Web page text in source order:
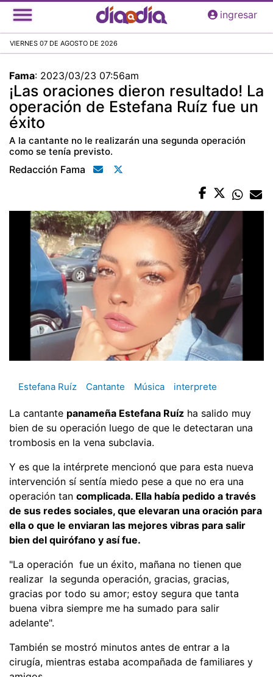
Pasar
al
principal
ingresar
VIERNES 07 DE AGOSTO DE 2026
Fama: 2023/03/23 07:56am
¡Las oraciones dieron resultado! La
operación de Estefana Ruíz fue un
éxito
A la cantante no le realizarán una segunda operación
como se tenía previsto.
Redacción Fama
Estefana Ruíz Cantante Música interprete
La cantante panameña Estefana Ruíz ha salido muy
bien de su operación luego de que le detectaran una
trombosis en la vena subclavia.
Y es que la intérprete mencionó que para esta nueva
intervención sí sentía miedo pese a que no era una
operación tan complicada. Ella había pedido a través
de sus redes sociales, que elevaran una oración para
ella o que le enviaran las mejores vibras para salir
bien del quirófano y así fue.
"La operación fue un éxito, mañana no tienen que
realizar la segunda operación, gracias, gracias,
gracias por todo su amor; estoy segura que tanta
buena vibra siempre me ha sumado para salir
adelante".
También se mostró minutos antes de entrar a la
cirugía, mientras estaba acompañada de familiares y